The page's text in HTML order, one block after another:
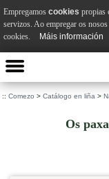
:: Comezo > Catálogo en liña >
Os
Empregamos cookies propias
servizos. Ao empregar os
cookies.
Máis información